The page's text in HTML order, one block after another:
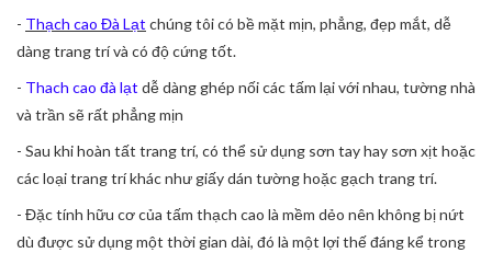
- Thạch cao Đà Lạt chúng tôi có bề mặt mịn, phẳng, đẹp mắt, dễ
dàng trang trí và có độ cứng tốt.
- Thach cao đà lạt dễ dàng ghép nối các tấm lại với nhau, tường nhà
và trần sẽ rất phẳng mịn
- Sau khi hoàn tất trang trí, có thể sử dụng sơn tay hay sơn xịt hoặc
các loại trang trí khác như giấy dán tường hoặc gạch trang trí.
- Đặc tính hữu cơ của tấm thạch cao là mềm dẻo nên không bị nứt
dù được sử dụng một thời gian dài, đó là một lợi thế đáng kể trong